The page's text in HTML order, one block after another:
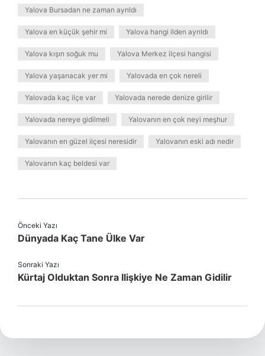
Yalova Bursadan ne zaman ayrıldı
Yalova en küçük şehir mi Yalova hangi ilden ayrıldı
Yalova kışın soğuk mu Yalova Merkez ilçesi hangisi
Yalova yaşanacak yer mi Yalovada en çok nereli
Yalovada kaç ilçe var Yalovada nerede denize girilir
Yalovada nereye gidilmeli Yalovanın en çok neyi meşhur
Yalovanın en güzel ilçesi neresidir Yalovanın eski adı nedir
Yalovanın kaç beldesi var
Önceki Yazı
Dünyada Kaç Tane Ülke Var
Sonraki Yazı
Kürtaj Olduktan Sonra Ilişkiye Ne Zaman Gidilir